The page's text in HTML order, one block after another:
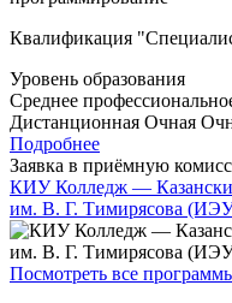
Квалификация
Уровень образования
Среднее
Дистанционная Очная
Подробнее
Заявка в приёмную
КИУ Колледж —
им. В. Г. Тимирясова
Посмотреть все